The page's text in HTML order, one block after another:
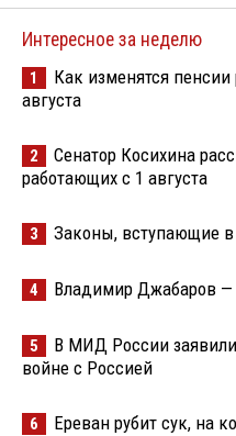
Интересное за неделю
1
Как изменятся
августа
2
Сенатор Косихина
работающих с 1 августа
3 Законы, вступающие в
4 Владимир Джабаров —
5
В МИД России
войне с Россией
6 Ереван рубит сук, на